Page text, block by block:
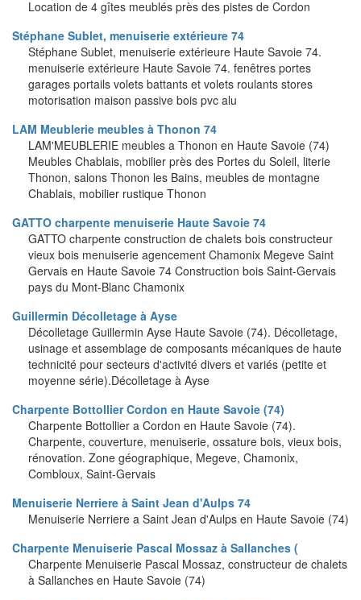
Location de 4 gîtes meublés près des pistes de Cordon
Stéphane Sublet, menuiserie extérieure 74
Stéphane Sublet, menuiserie extérieure Haute Savoie 74.
menuiserie extérieure Haute Savoie 74. fenêtres portes
garages portails volets battants et volets roulants stores
motorisation maison passive bois pvc alu
LAM Meublerie meubles à Thonon 74
LAM'MEUBLERIE meubles a Thonon en Haute Savoie (74)
Meubles Chablais, mobilier près des Portes du Soleil, literie
Thonon, salons Thonon les Bains, meubles de montagne
Chablais, mobilier rustique Thonon
GATTO charpente menuiserie Haute Savoie 74
GATTO charpente construction de chalets bois constructeur
vieux bois menuiserie agencement Chamonix Megeve Saint
Gervais en Haute Savoie 74 Construction bois Saint-Gervais
pays du Mont-Blanc Chamonix
Guillermin Décolletage à Ayse
Décolletage Guillermin Ayse Haute Savoie (74). Décolletage,
usinage et assemblage de composants mécaniques de haute
technicité pour secteurs d'activité divers et variés (petite et
moyenne série).Décolletage à Ayse
Charpente Bottollier Cordon en Haute Savoie (74)
Charpente Bottollier a Cordon en Haute Savoie (74).
Charpente, couverture, menuiserie, ossature bois, vieux bois,
rénovation. Zone géographique, Megeve, Chamonix,
Combloux, Saint-Gervais
Menuiserie Nerriere à Saint Jean d'Aulps 74
Menuiserie Nerriere a Saint Jean d'Aulps en Haute Savoie (74)
Charpente Menuiserie Pascal Mossaz à Sallanches (
Charpente Menuiserie Pascal Mossaz, constructeur de chalets
à Sallanches en Haute Savoie (74)